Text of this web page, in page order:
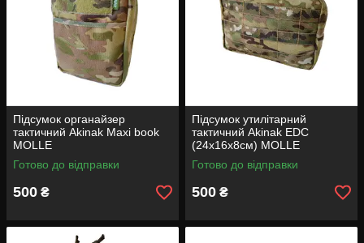
Підсумок органайзер
тактичний Akinak Maxi book
MOLLE
Готово до відправки
500 ₴
Підсумок утилітарний
тактичний Akinak EDC
(24х16х8см) MOLLE
Готово до відправки
500 ₴